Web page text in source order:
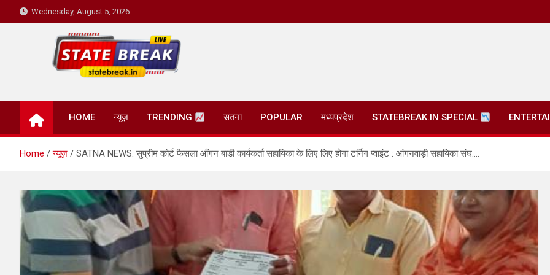
to
Wednesday, August 5, 2026
State Break
HOME न्यूज़ TRENDING सतना POPULAR मध्यप्रदेश STATEBREAK.IN SPECIAL
Home न्यूज़ SATNA NEWS: सुप्रीम कोर्ट फैसला आँगन बाडी कार्यकर्ता सहायिका के लिए लिए होगा टर्निग प्वाइंट : आंगनवाड़ी सहायिका संघ….